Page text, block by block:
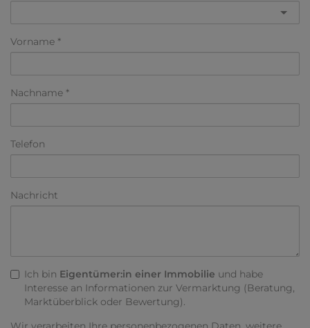
Vorname
Nachname
Telefon
Nachricht
Ich bin Eigentümer:in einer Immobilie und habe
Interesse an Informationen zur Vermarktung (Beratung,
Marktüberblick oder Bewertung).